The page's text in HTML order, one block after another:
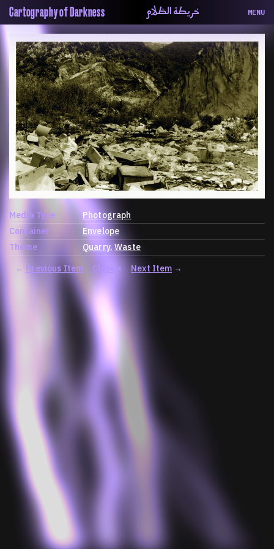
Cartography of Darkness خريطة الظلام MENU
About
ماهيتنا
Map
الخريطة
Periodical
السلسة
Repository
الحاوية
Contributors
المساهمين
Colophon
التختيم
Media Type
Photograph
Container
Envelope
Theme
Quarry Waste
← Previous Item Close × Next Item →